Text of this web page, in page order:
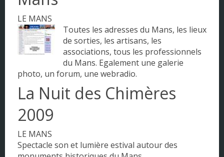
Picardie
Poitou - Charentes
Provence - Alpes - Côte d'Azur
Rhône-Alpes
LE MANS
Toutes les adresses du Mans, les lieux
de sorties, les artisans, les
associations, tous les professionnels
du Mans. Egalement une galerie
photo, un forum, une webradio.
La Nuit des Chimères
2009
LE MANS
Spectacle son et lumière estival autour des